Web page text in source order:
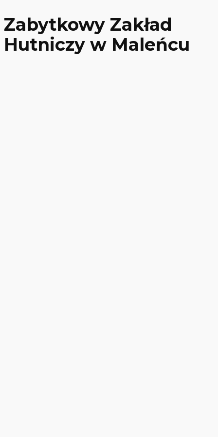
Zabytkowy Zakład
Hutniczy w Maleńcu